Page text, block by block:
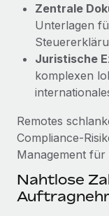
aller Größen
Mehr
mit Remote
Phiture ist der
Mehr
Zentrale
Unterlagen
Juristische
komplexen
Remotes
Management
Nahtlose